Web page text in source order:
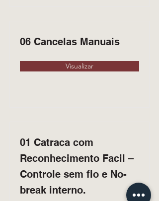
06 Cancelas Manuais
Visualizar
01 Catraca com
Reconhecimento Facil –
Controle sem fio e No-
break interno.